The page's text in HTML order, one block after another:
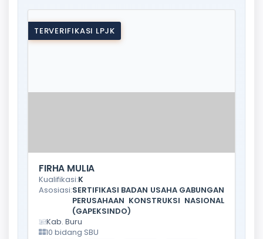
TERVERIFIKASI LPJK
FIRHA MULIA
Kualifikasi:K
Asosiasi:SERTIFIKASI BADAN USAHA GABUNGAN
PERUSAHAAN KONSTRUKSI NASIONAL
(GAPEKSINDO)
Kab. Buru
10 bidang SBU